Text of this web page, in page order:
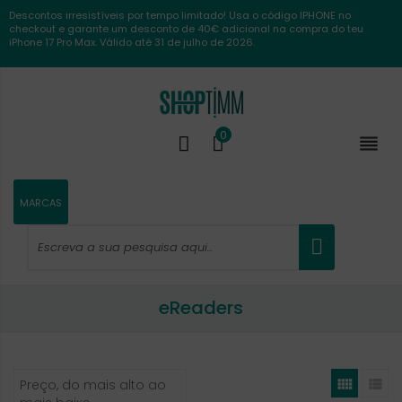
Descontos irresistíveis por tempo limitado! Usa o código IPHONE no
checkout e garante um desconto de 40€ adicional na compra do teu
iPhone 17 Pro Max. Válido até 31 de julho de 2026.

0
MARCAS
eReaders

Preço, do mais alto ao